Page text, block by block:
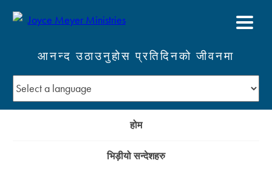
आनन्द उठाउनुहोस प्रतिदिनको जीवनमा
होम
भिड़ीयो सन्देशहरु